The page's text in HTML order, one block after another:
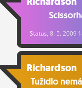
Status, 8. 5. 2009
Richardson
Tužidlo